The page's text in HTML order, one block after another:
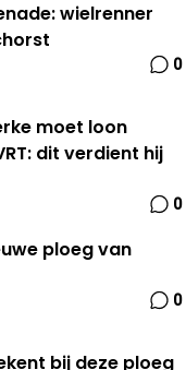
wielrenner
0
moet loon
dit verdient hij
0
ploeg van
0
bij deze ploeg